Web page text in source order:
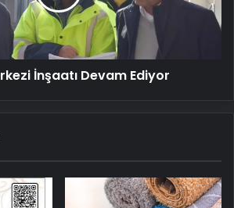
İnşaatı Devam Ediyor